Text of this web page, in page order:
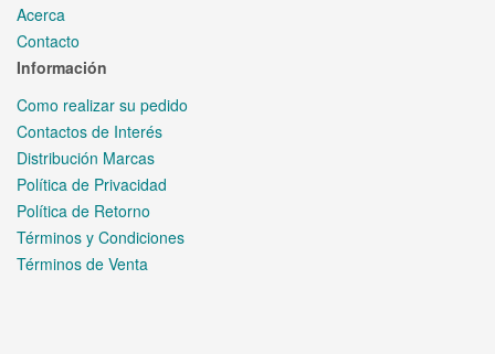
Acerca
Contacto
Información
Como realizar su pedido
Contactos de Interés
Distribución Marcas
Política de Privacidad
Política de Retorno
Términos y Condiciones
Términos de Venta